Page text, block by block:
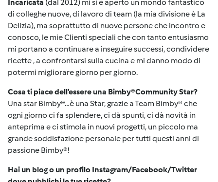
Incaricata (dal 2012) mi si è aperto un mondo fantastico
di colleghe nuove, di lavoro di team (la mia divisione è La
Delizia), ma soprattutto di nuove persone che incontro e
conosco, le mie Clienti speciali che con tanto entusiasmo
mi portano a continuare a inseguire successi, condividere
ricette , a confrontarsi sulla cucina e mi danno modo di
potermi migliorare giorno per giorno.
Cosa ti piace dell’essere una Bimby®Community Star?
Una star Bimby®…è una Star, grazie a Team Bimby® che
ogni giorno ci fa splendere, ci dà spunti, ci dà novità in
anteprima e ci stimola in nuovi progetti, un piccolo ma
grande soddisfazione personale per tutti questi anni di
passione Bimby®!
Hai un blog o un profilo Instagram/Facebook/Twitter